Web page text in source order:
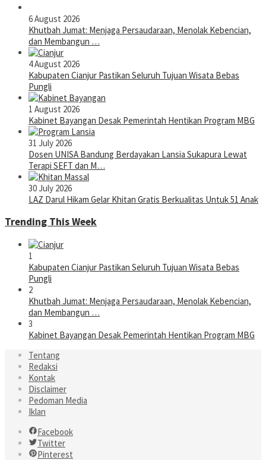
6 August 2026
Khutbah Jumat: Menjaga Persaudaraan, Menolak Kebencian,
dan Membangun …
4 August 2026
Kabupaten Cianjur Pastikan Seluruh Tujuan Wisata Bebas
Pungli
1 August 2026
Kabinet Bayangan Desak Pemerintah Hentikan Program MBG
31 July 2026
Dosen UNISA Bandung Berdayakan Lansia Sukapura Lewat
Terapi SEFT dan M…
30 July 2026
LAZ Darul Hikam Gelar Khitan Gratis Berkualitas Untuk 51 Anak
Trending This Week
1
Kabupaten Cianjur Pastikan Seluruh Tujuan Wisata Bebas
Pungli
2
Khutbah Jumat: Menjaga Persaudaraan, Menolak Kebencian,
dan Membangun …
3
Kabinet Bayangan Desak Pemerintah Hentikan Program MBG
Tentang
Redaksi
Kontak
Disclaimer
Pedoman Media
Iklan
Facebook
Twitter
Pinterest